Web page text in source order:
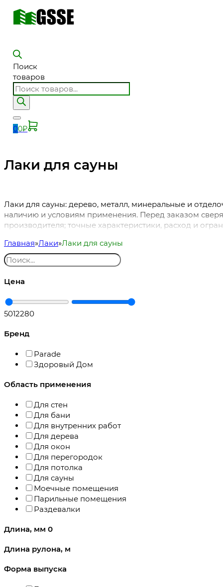
Поиск
товаров
00₽
Лаки для сауны
Лаки для сауны: дерево, металл, минеральные и
наличию и условиям применения. Перед заказом
производителя; точные характеристики, расход и
Главная Лаки Лаки для сауны
Цена
5012280
Бренд
Parade
Здоровый Дом
Область применения
Для стен
Для бани
Для внутренних работ
Для дерева
Для окон
Для перегородок
Для потолка
Для сауны
Моечные помещения
Парильные помещения
Раздевалки
Длина, мм 0
Длина рулона, м
Форма выпуска